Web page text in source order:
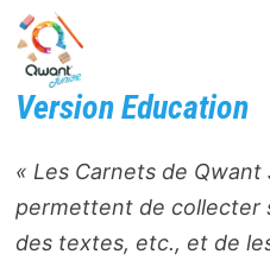
Version Education
« Les Carnets de Qwant
permettent de collecter
des textes, etc., et de